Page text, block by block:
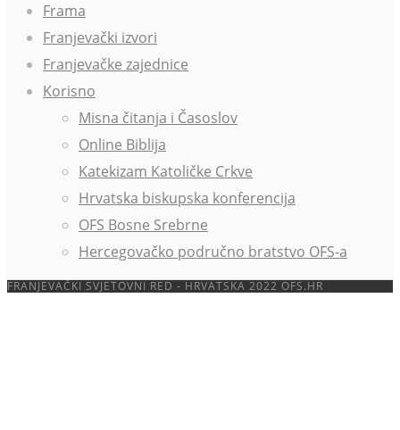
Frama
Franjevački izvori
Franjevačke zajednice
Korisno
Misna čitanja i Časoslov
Online Biblija
Katekizam Katoličke Crkve
Hrvatska biskupska konferencija
OFS Bosne Srebrne
Hercegovačko područno bratstvo OFS-a
FRANJEVAČKI SVJETOVNI RED - HRVATSKA 2022 OFS.HR